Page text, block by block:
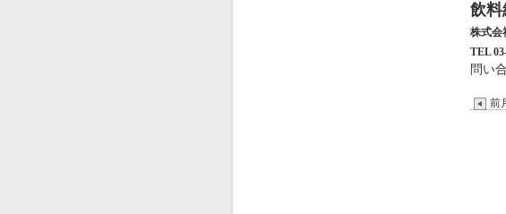
飲料
株式
TEL
問い
前